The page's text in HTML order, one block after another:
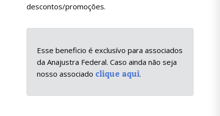
descontos/promoções.
Esse beneficio é exclusívo para associados
da Anajustra Federal. Caso ainda não seja
nosso associado clique aqui.